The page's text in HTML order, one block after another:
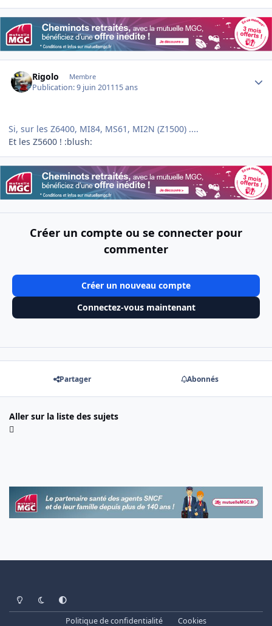
Rigolo Membre
Publication:9 juin 201115 ans
Si, sur les Z6400, MI84, MS61, MI2N (Z1500) ....
Et les Z5600 ! :blush:
Créer un compte ou se connecter pour
commenter
Créer un nouveau compte
Connectez-vous maintenant
Partager Abonnés
Aller sur la liste des sujets
Light ModeDark ModeSystem Preference
Politique de confidentialité Cookies